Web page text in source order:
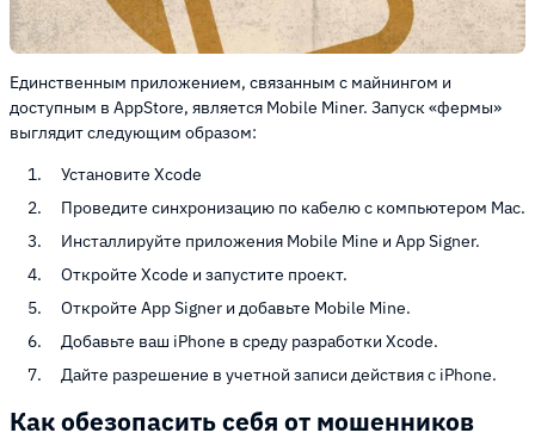
Единственным приложением, связанным с майнингом и
доступным в AppStore, является Mobile Miner. Запуск «фермы»
выглядит следующим образом:
Установите Xcode
Проведите синхронизацию по кабелю с компьютером Mac.
Инсталлируйте приложения Mobile Mine и App Signer.
Откройте Xcode и запустите проект.
Откройте App Signer и добавьте Mobile Mine.
Добавьте ваш iPhone в среду разработки Xcode.
Дайте разрешение в учетной записи действия с iPhone.
Как обезопасить себя от мошенников